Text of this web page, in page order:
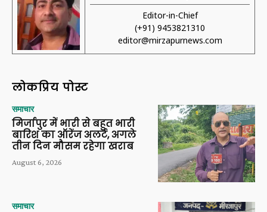
Editor-in-Chief
(+91) 9453821310
editor@mirzapurnews.com
लोकप्रिय पोस्ट
समाचार
मिर्जापुर में भारी से बहुत भारी
बारिश का ऑरेंज अलर्ट, अगले
तीन दिन मौसम रहेगा खराब
August 6, 2026
समाचार